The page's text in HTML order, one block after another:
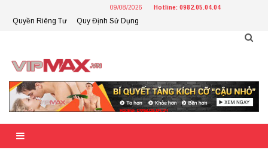
content
09/08/2026 Hotline: 0982.05.04.04
Quyền Riêng Tư Quy Định Sử Dụng